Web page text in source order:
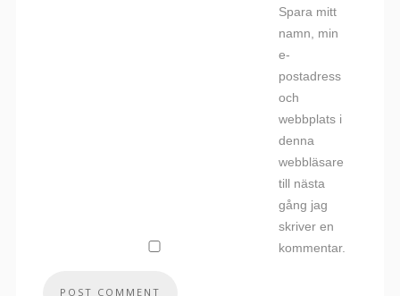
Spara mitt
namn, min
e-
postadress
och
webbplats i
denna
webbläsare
till nästa
gång jag
skriver en
kommentar.